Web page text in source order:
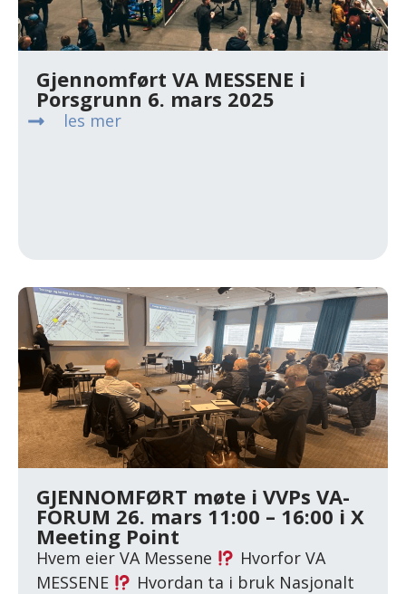
Gjennomført VA MESSENE i
Porsgrunn 6. mars 2025
les mer
GJENNOMFØRT møte i VVPs VA-
FORUM 26. mars 11:00 – 16:00 i X
Meeting Point
Hvem eier VA Messene
Hvorfor VA
MESSENE
Hvordan ta i bruk Nasjonalt